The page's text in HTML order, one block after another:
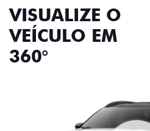
VISUALIZE O
VEÍCULO EM
360°